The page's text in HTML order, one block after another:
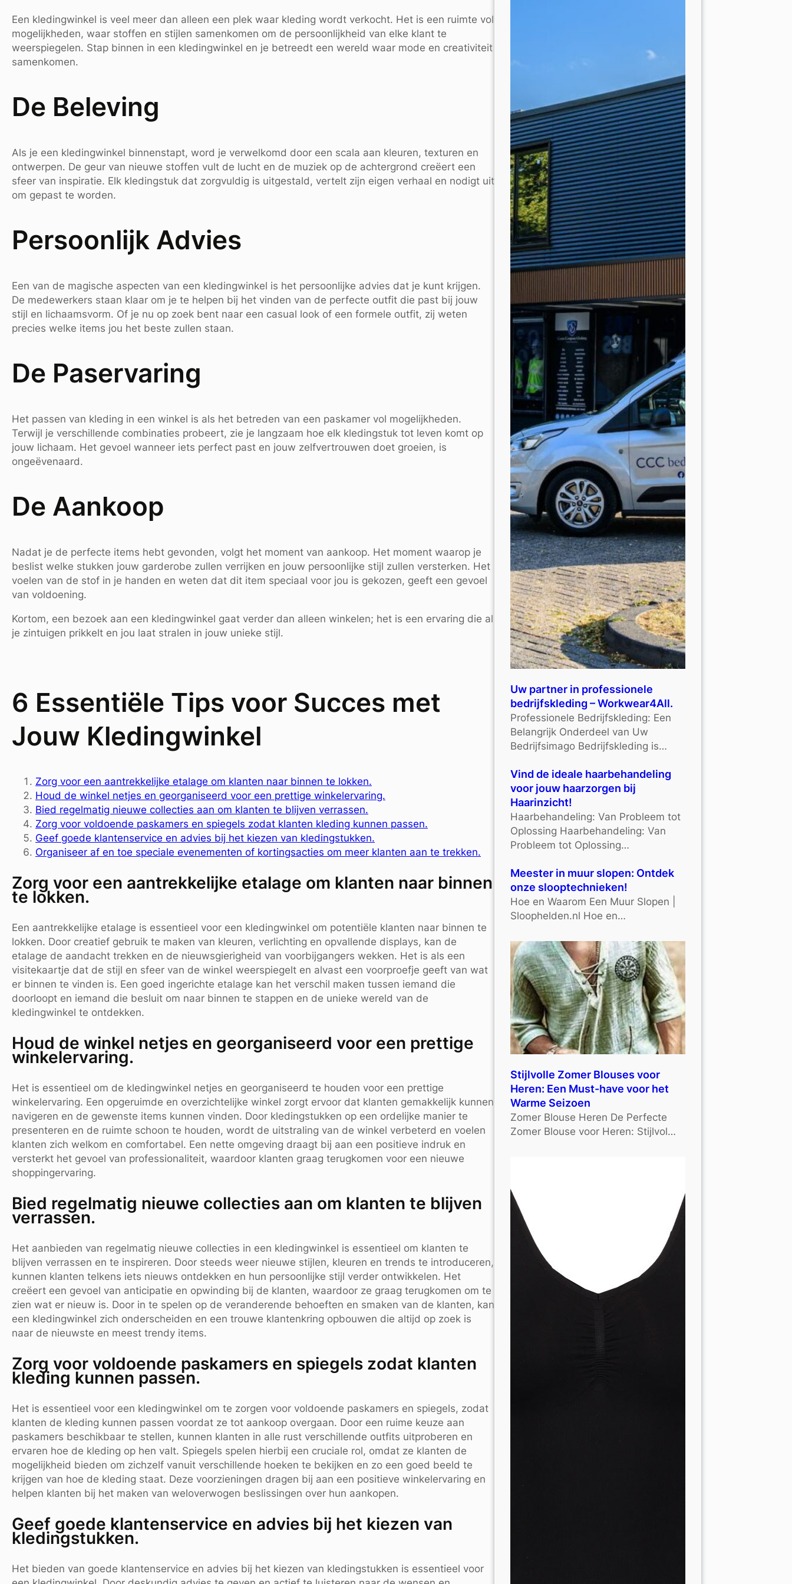
Een kledingwinkel is veel meer dan alleen een plek waar kleding wordt verkocht. Het is een ruimte vol
mogelijkheden, waar stoffen en stijlen samenkomen om de persoonlijkheid van elke klant te
weerspiegelen. Stap binnen in een kledingwinkel en je betreedt een wereld waar mode en creativiteit
samenkomen.
De Beleving
Als je een kledingwinkel binnenstapt, word je verwelkomd door een scala aan kleuren, texturen en
ontwerpen. De geur van nieuwe stoffen vult de lucht en de muziek op de achtergrond creëert een
sfeer van inspiratie. Elk kledingstuk dat zorgvuldig is uitgestald, vertelt zijn eigen verhaal en nodigt uit
om gepast te worden.
Persoonlijk Advies
Een van de magische aspecten van een kledingwinkel is het persoonlijke advies dat je kunt krijgen.
De medewerkers staan klaar om je te helpen bij het vinden van de perfecte outfit die past bij jouw
stijl en lichaamsvorm. Of je nu op zoek bent naar een casual look of een formele outfit, zij weten
precies welke items jou het beste zullen staan.
De Paservaring
Het passen van kleding in een winkel is als het betreden van een paskamer vol mogelijkheden.
Terwijl je verschillende combinaties probeert, zie je langzaam hoe elk kledingstuk tot leven komt op
jouw lichaam. Het gevoel wanneer iets perfect past en jouw zelfvertrouwen doet groeien, is
ongeëvenaard.
De Aankoop
Nadat je de perfecte items hebt gevonden, volgt het moment van aankoop. Het moment waarop je
beslist welke stukken jouw garderobe zullen verrijken en jouw persoonlijke stijl zullen versterken. Het
voelen van de stof in je handen en weten dat dit item speciaal voor jou is gekozen, geeft een gevoel
van voldoening.
Kortom, een bezoek aan een kledingwinkel gaat verder dan alleen winkelen; het is een ervaring die al
je zintuigen prikkelt en jou laat stralen in jouw unieke stijl.
6 Essentiële Tips voor Succes met
Jouw Kledingwinkel
Zorg voor een aantrekkelijke etalage om klanten naar binnen te lokken.
Houd de winkel netjes en georganiseerd voor een prettige winkelervaring.
Bied regelmatig nieuwe collecties aan om klanten te blijven verrassen.
Zorg voor voldoende paskamers en spiegels zodat klanten kleding kunnen passen.
Geef goede klantenservice en advies bij het kiezen van kledingstukken.
Organiseer af en toe speciale evenementen of kortingsacties om meer klanten aan te trekken.
Zorg voor een aantrekkelijke etalage om klanten naar binnen
te lokken.
Een aantrekkelijke etalage is essentieel voor een kledingwinkel om potentiële klanten naar binnen te
lokken. Door creatief gebruik te maken van kleuren, verlichting en opvallende displays, kan de
etalage de aandacht trekken en de nieuwsgierigheid van voorbijgangers wekken. Het is als een
visitekaartje dat de stijl en sfeer van de winkel weerspiegelt en alvast een voorproefje geeft van wat
er binnen te vinden is. Een goed ingerichte etalage kan het verschil maken tussen iemand die
doorloopt en iemand die besluit om naar binnen te stappen en de unieke wereld van de
kledingwinkel te ontdekken.
Houd de winkel netjes en georganiseerd voor een prettige
winkelervaring.
Het is essentieel om de kledingwinkel netjes en georganiseerd te houden voor een prettige
winkelervaring. Een opgeruimde en overzichtelijke winkel zorgt ervoor dat klanten gemakkelijk kunnen
navigeren en de gewenste items kunnen vinden. Door kledingstukken op een ordelijke manier te
presenteren en de ruimte schoon te houden, wordt de uitstraling van de winkel verbeterd en voelen
klanten zich welkom en comfortabel. Een nette omgeving draagt bij aan een positieve indruk en
versterkt het gevoel van professionaliteit, waardoor klanten graag terugkomen voor een nieuwe
shoppingervaring.
Bied regelmatig nieuwe collecties aan om klanten te blijven
verrassen.
Het aanbieden van regelmatig nieuwe collecties in een kledingwinkel is essentieel om klanten te
blijven verrassen en te inspireren. Door steeds weer nieuwe stijlen, kleuren en trends te introduceren,
kunnen klanten telkens iets nieuws ontdekken en hun persoonlijke stijl verder ontwikkelen. Het
creëert een gevoel van anticipatie en opwinding bij de klanten, waardoor ze graag terugkomen om te
zien wat er nieuw is. Door in te spelen op de veranderende behoeften en smaken van de klanten, kan
een kledingwinkel zich onderscheiden en een trouwe klantenkring opbouwen die altijd op zoek is
naar de nieuwste en meest trendy items.
Zorg voor voldoende paskamers en spiegels zodat klanten
kleding kunnen passen.
Het is essentieel voor een kledingwinkel om te zorgen voor voldoende paskamers en spiegels, zodat
klanten de kleding kunnen passen voordat ze tot aankoop overgaan. Door een ruime keuze aan
paskamers beschikbaar te stellen, kunnen klanten in alle rust verschillende outfits uitproberen en
ervaren hoe de kleding op hen valt. Spiegels spelen hierbij een cruciale rol, omdat ze klanten de
mogelijkheid bieden om zichzelf vanuit verschillende hoeken te bekijken en zo een goed beeld te
krijgen van hoe de kleding staat. Deze voorzieningen dragen bij aan een positieve winkelervaring en
helpen klanten bij het maken van weloverwogen beslissingen over hun aankopen.
Geef goede klantenservice en advies bij het kiezen van
kledingstukken.
Het bieden van goede klantenservice en advies bij het kiezen van kledingstukken is essentieel voor
Uw partner in professionele
bedrijfskleding – Workwear4All.
Professionele Bedrijfskleding: Een
Belangrijk Onderdeel van Uw
Bedrijfsimago Bedrijfskleding is…
Vind de ideale haarbehandeling
voor jouw haarzorgen bij
Haarinzicht!
Haarbehandeling: Van Probleem tot
Oplossing Haarbehandeling: Van
Probleem tot Oplossing…
Meester in muur slopen: Ontdek
onze slooptechnieken!
Hoe en Waarom Een Muur Slopen |
Sloophelden.nl Hoe en…
Stijlvolle Zomer Blouses voor
Heren: Een Must-have voor het
Warme Seizoen
Zomer Blouse Heren De Perfecte
Zomer Blouse voor Heren: Stijlvol…